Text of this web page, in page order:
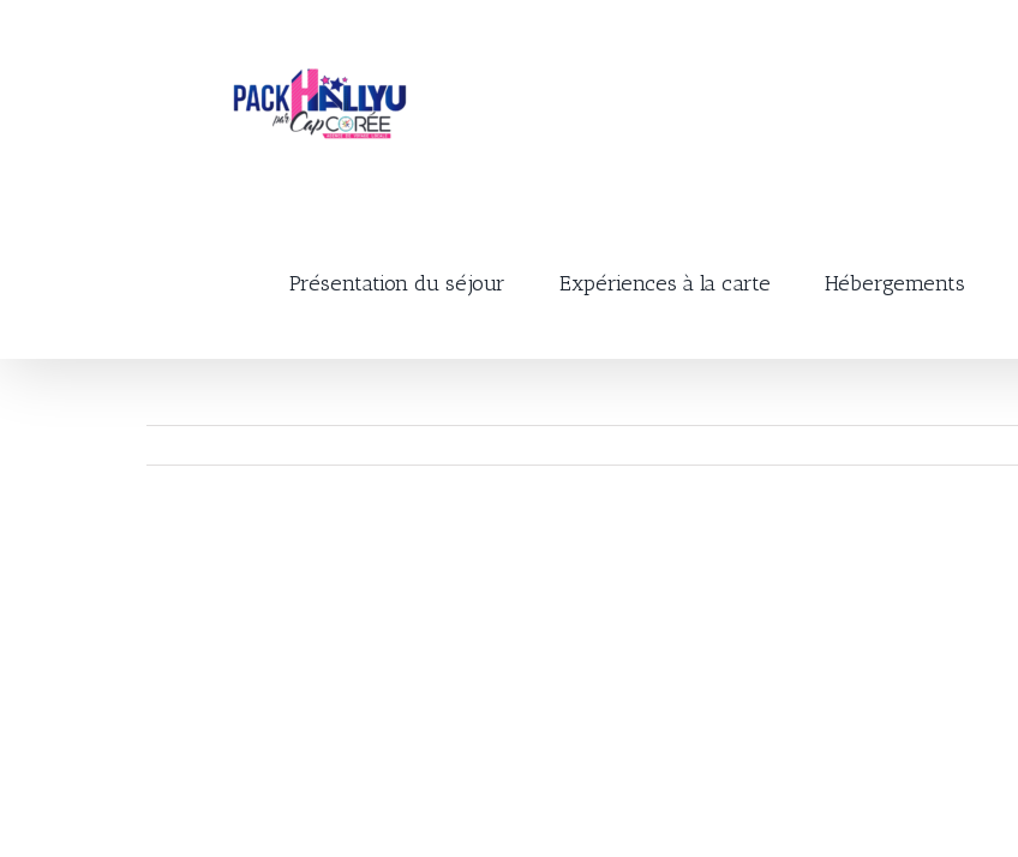
Présentation du séjour Expériences à la carte Hébergements